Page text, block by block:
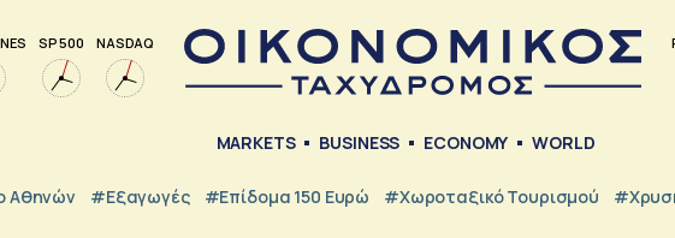
SP 500 NASDAQ
MARKETS BUSINESS ECONOMY WORLD
Αθηνών #εξαγωγές #Επίδομα 150 Ευρώ #Χωροταξικό Τουρισμού